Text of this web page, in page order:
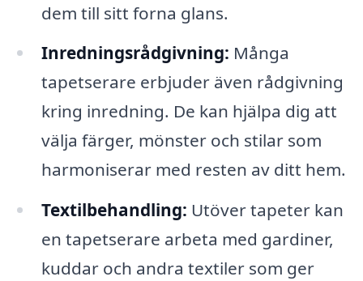
dem till sitt forna glans.
Inredningsrådgivning: Många
tapetserare erbjuder även rådgivning
kring inredning. De kan hjälpa dig att
välja färger, mönster och stilar som
harmoniserar med resten av ditt hem.
Textilbehandling: Utöver tapeter kan
en tapetserare arbeta med gardiner,
kuddar och andra textiler som ger